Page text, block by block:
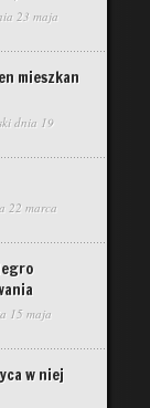
23 maja
mieszkan
dnia 19
22 marca
15 maja
w niej